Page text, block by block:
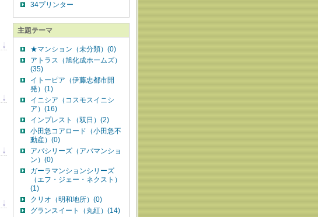
34プリンター
主題テーマ
★マンション（未分類）(0)
アトラス（旭化成ホームズ）
(35)
イトーピア（伊藤忠都市開
発）(1)
イニシア（コスモスイニシ
ア）(16)
インプレスト（双日）(2)
小田急コアロード（小田急不
動産）(0)
アパシリーズ（アパマンショ
ン）(0)
ガーラマンションシリーズ
（エフ・ジェー・ネクスト）
(1)
クリオ（明和地所）(0)
グランスイート（丸紅）(14)